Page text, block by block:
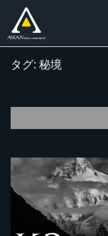
タグ: 秘境